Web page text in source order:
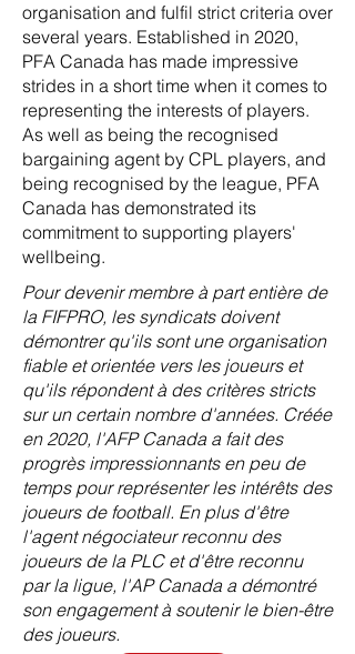
organisation and fulfil strict criteria over
several years. Established in 2020,
PFA Canada has made impressive
strides in a short time when it comes to
representing the interests of players.
As well as being the recognised
bargaining agent by CPL players, and
being recognised by the league, PFA
Canada has demonstrated its
commitment to supporting players'
wellbeing.
Pour devenir membre à part entière de
la FIFPRO, les syndicats doivent
démontrer qu'ils sont une organisation
fiable et orientée vers les joueurs et
qu'ils répondent à des critères stricts
sur un certain nombre d'années. Créée
en 2020, l'AFP Canada a fait des
progrès impressionnants en peu de
temps pour représenter les intérêts des
joueurs de football. En plus d'être
l'agent négociateur reconnu des
joueurs de la PLC et d'être reconnu
par la ligue, l'AP Canada a démontré
son engagement à soutenir le bien-être
des joueurs.